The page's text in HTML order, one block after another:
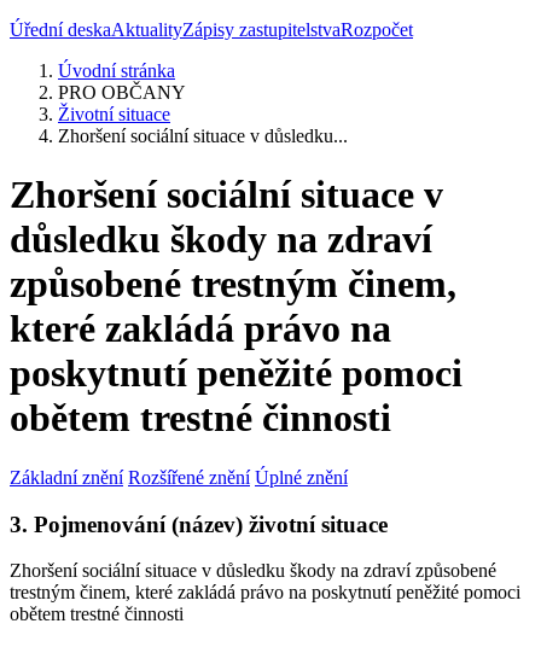
Úřední deskaAktualityZápisy zastupitelstvaRozpočet
Úvodní stránka
PRO OBČANY
Životní situace
Zhoršení sociální situace v důsledku...
Zhoršení sociální situace v
důsledku škody na zdraví
způsobené trestným činem,
které zakládá právo na
poskytnutí peněžité pomoci
obětem trestné činnosti
Základní znění Rozšířené znění Úplné znění
3. Pojmenování (název) životní situace
Zhoršení sociální situace v důsledku škody na zdraví způsobené
trestným činem, které zakládá právo na poskytnutí peněžité pomoci
obětem trestné činnosti